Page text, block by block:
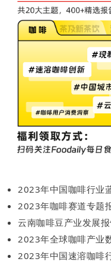
2023年中国咖啡行业
2023年咖啡赛道专题
云南咖啡豆产业发展
2023年全球咖啡产业
2023年中国速溶咖啡